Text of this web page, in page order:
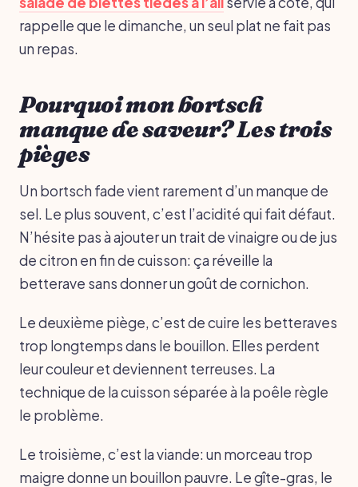
rappelle que le dimanche, un seul plat ne fait pas
un repas.
Pourquoi mon bortsch
manque de saveur? Les trois
pièges
Un bortsch fade vient rarement d’un manque de
sel. Le plus souvent, c’est l’acidité qui fait défaut.
N’hésite pas à ajouter un trait de vinaigre ou de jus
de citron en fin de cuisson: ça réveille la
betterave sans donner un goût de cornichon.
Le deuxième piège, c’est de cuire les betteraves
trop longtemps dans le bouillon. Elles perdent
leur couleur et deviennent terreuses. La
technique de la cuisson séparée à la poêle règle
le problème.
Le troisième, c’est la viande: un morceau trop
maigre donne un bouillon pauvre. Le gîte-gras, le